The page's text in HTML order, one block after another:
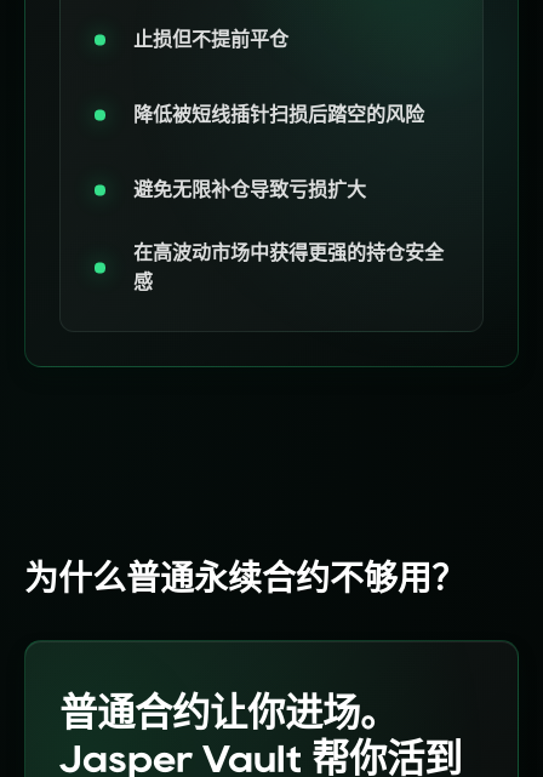
止损但不提前平仓
降低被短线插针扫损后踏空的风险
避免无限补仓导致亏损扩大
在高波动市场中获得更强的持仓安全
感
为什么普通永续合约不够用？
普通合约让你进场。
Jasper Vault 帮你活到